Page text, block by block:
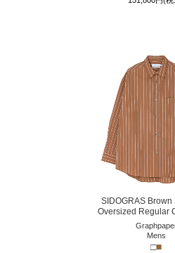
SIDOGRAS Brown
Oversized Regular
Mens
□■